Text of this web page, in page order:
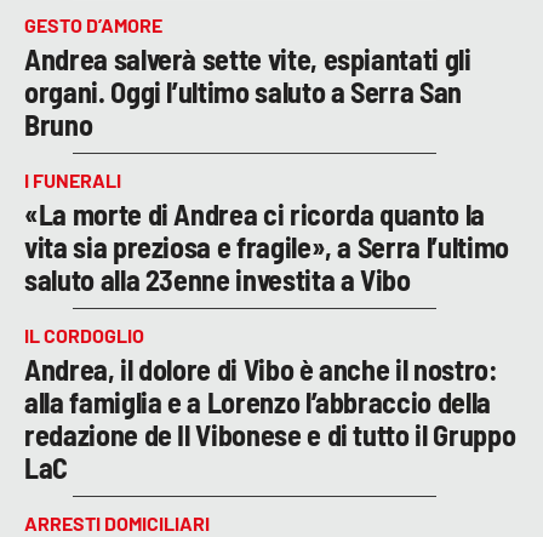
GESTO D’AMORE
Andrea salverà sette vite, espiantati gli
organi. Oggi l’ultimo saluto a Serra San
Bruno
I FUNERALI
«La morte di Andrea ci ricorda quanto la
vita sia preziosa e fragile», a Serra l’ultimo
saluto alla 23enne investita a Vibo
IL CORDOGLIO
Andrea, il dolore di Vibo è anche il nostro:
alla famiglia e a Lorenzo l’abbraccio della
redazione de Il Vibonese e di tutto il Gruppo
LaC
ARRESTI DOMICILIARI